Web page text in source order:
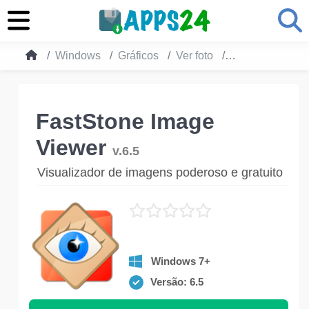
Windows Gráficos Ver foto FastStone
FastStone Image
Viewer v.6.5
Visualizador de imagens poderoso e gratuito
Windows 7+
Versão: 6.5